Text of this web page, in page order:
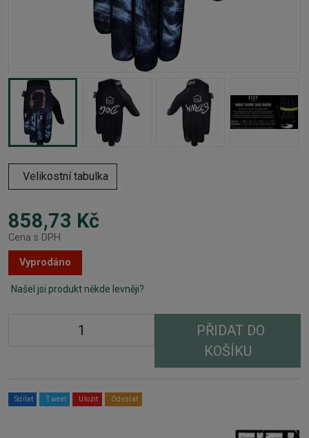
Velikostní tabulka
858,73 Kč
Cena s DPH
Vyprodáno
Našel jsi produkt někde levněji?
PŘIDAT DO
KOŠÍKU
Sdílet Tweet Uložit Odeslat